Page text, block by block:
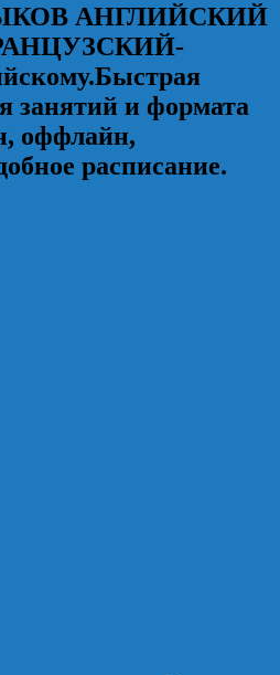
АНГЛИЙСКИЙ
-
занятий и формата
оффлайн,
расписание.